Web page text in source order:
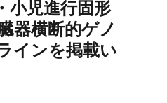
小児進行固形
器横断的ゲノ
インを掲載い